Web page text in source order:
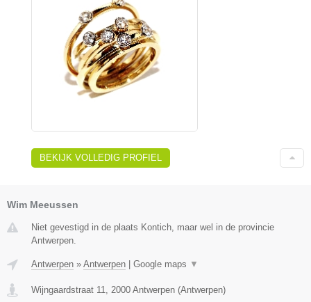
BEKIJK VOLLEDIG PROFIEL
Wim Meeussen
Niet gevestigd in de plaats Kontich, maar wel in de provincie
Antwerpen.
Antwerpen » Antwerpen Google maps ▼
Wijngaardstraat 11, 2000 Antwerpen (Antwerpen)